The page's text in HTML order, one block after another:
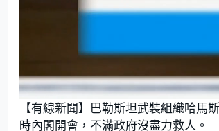
U
m
u
t
e
L
a
d
e
d
【有線新聞】巴勒斯坦武裝組織哈
時內閣開會，不滿政府沒盡力救人。